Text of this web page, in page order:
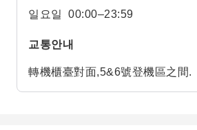
일요일
00:00–23:59
교통안내
轉機櫃臺對面,5&6號登機區之間.